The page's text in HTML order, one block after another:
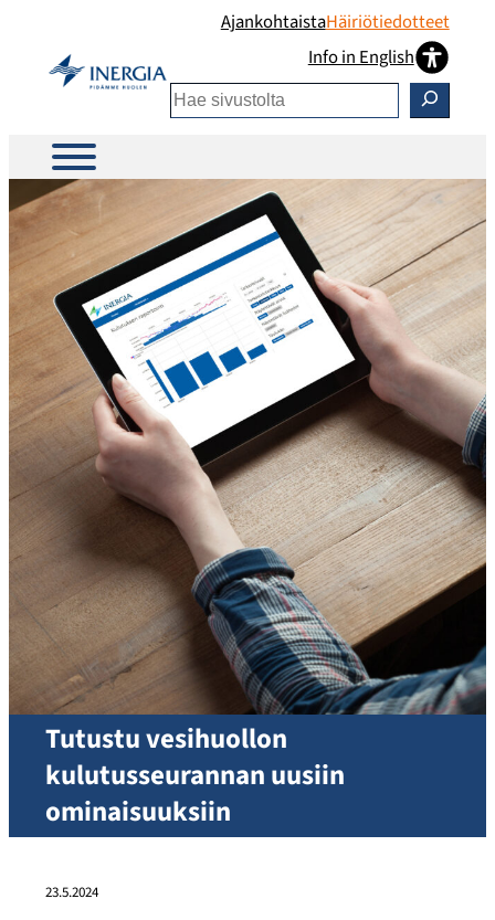
AjankohtaistaHäiriötiedotteet
Info in English
Etsi
Tutustu vesihuollon
kulutusseurannan uusiin
ominaisuuksiin
23.5.2024